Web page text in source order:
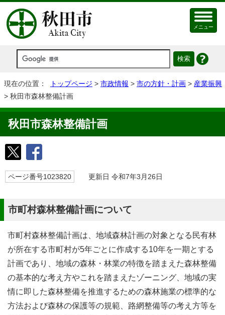
メニュー
現在の位置： トップページ > 市政情報 > 市の方針・計画 > 産業振興
> 秋田市森林整備計画
秋田市森林整備計画
ページ番号1023820 更新日 令和7年3月26日
市町村森林整備計画について
市町村森林整備計画は、地域森林計画の対象となる民有林
が所在する市町村が5年ごとに作成する10年を一期とする
計画であり、地域の森林・林業の特徴を踏まえた森林整備
の基本的な考え方やこれを踏まえたゾーニング、地域の実
情に即した森林整備を推進するための森林施業の標準的な
方法および森林の保護等の規範、路網整備等の考え方等を